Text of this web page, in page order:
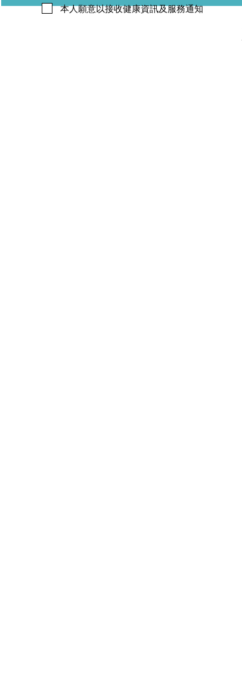
本人願意以接收健康資訊及服務通知